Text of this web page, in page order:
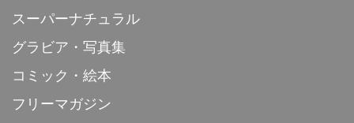
スーパーナチュラル
グラビア・写真集
コミック・絵本
フリーマガジン